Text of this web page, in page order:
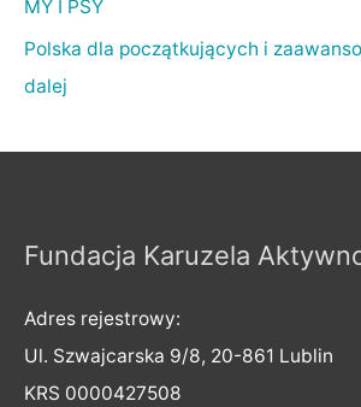
MY I PSY
Polska dla początkujących i
dalej
Fundacja Karuzela
Adres rejestrowy:
Ul. Szwajcarska 9/8, 20-861 Lublin
KRS 0000427508